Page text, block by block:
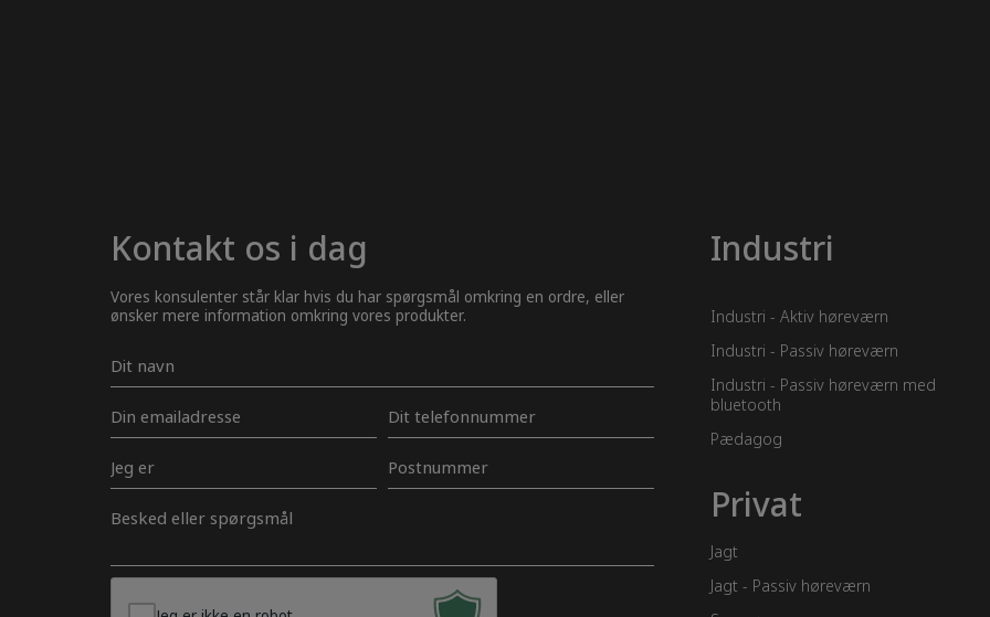
Kontakt os i dag
Vores konsulenter står klar hvis du har spørgsmål omkring en ordre, eller
ønsker mere information omkring vores produkter.
Navn
E-
mail
Telefon
Jeg
er
Postnummer
Besked
Industri
Industri - Aktiv høreværn
Industri - Passiv høreværn
Industri - Passiv høreværn med
bluetooth
Pædagog
Privat
Jagt
Jagt - Passiv høreværn